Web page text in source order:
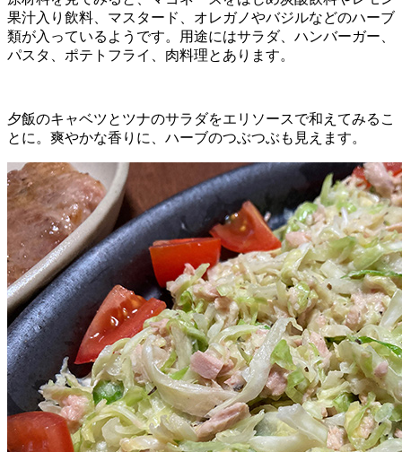
果汁入り飲料、マスタード、オレガノやバジルなどのハーブ
類が入っているようです。用途にはサラダ、ハンバーガー、
パスタ、ポテトフライ、肉料理とあります。
夕飯のキャベツとツナのサラダをエリソースで和えてみるこ
とに。爽やかな香りに、ハーブのつぶつぶも見えます。